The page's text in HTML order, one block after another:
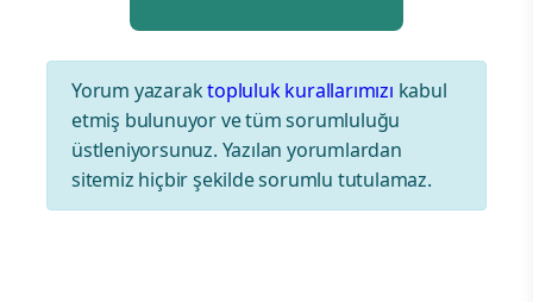
Yorum yazaraktopluluk kurallarımızı kabul
etmiş bulunuyor ve tüm sorumluluğu
üstleniyorsunuz. Yazılan yorumlardan
sitemiz hiçbir şekilde sorumlu tutulamaz.